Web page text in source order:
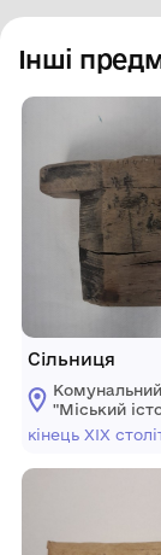
Інші
Сільниця
"Mіський
музей"
міської ради
кінець ХІХ